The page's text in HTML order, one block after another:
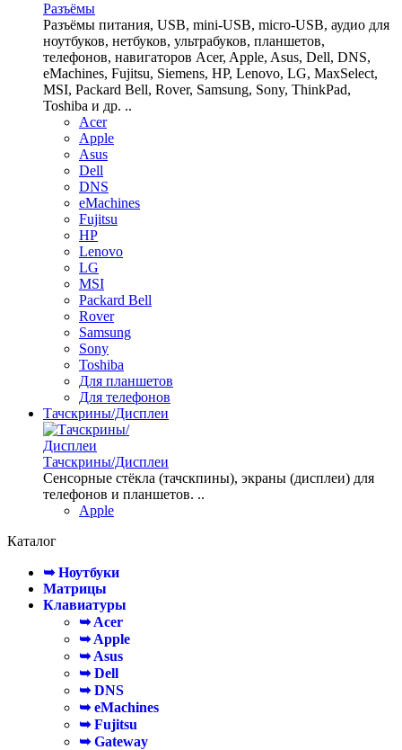
Разъёмы
Разъёмы питания, USB, mini-USB, micro-USB, аудио для
ноутбуков, нетбуков, ультрабуков, планшетов,
телефонов, навигаторов Acer, Apple, Asus, Dell, DNS,
eMachines, Fujitsu, Siemens, HP, Lenovo, LG, MaxSelect,
MSI, Packard Bell, Rover, Samsung, Sony, ThinkPad,
Toshiba и др. ..
Acer
Apple
Asus
Dell
DNS
eMachines
Fujitsu
HP
Lenovo
LG
MSI
Packard Bell
Rover
Samsung
Sony
Toshiba
Для планшетов
Для телефонов
Тачскрины/Дисплеи
Тачскрины/Дисплеи
Сенсорные стёкла (тачскпины), экраны (дисплеи) для
телефонов и планшетов. ..
Apple
Каталог
➥ Ноутбуки
Матрицы
Клавиатуры
➥ Acer
➥ Apple
➥ Asus
➥ Dell
➥ DNS
➥ eMachines
➥ Fujitsu
➥ Gateway